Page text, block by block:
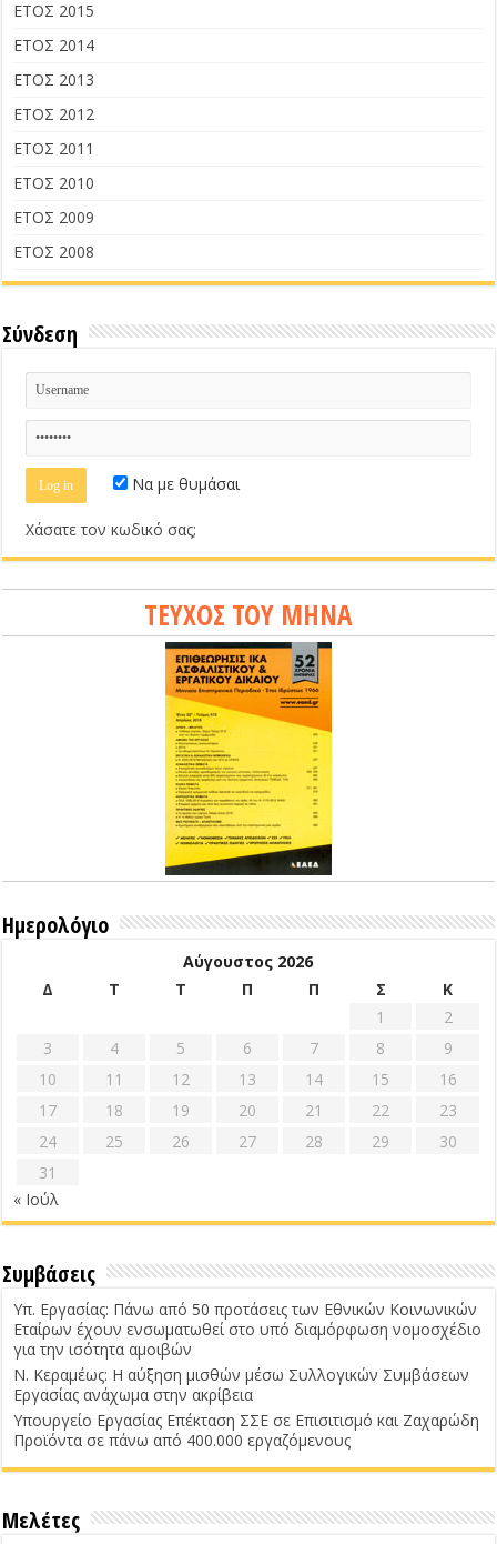
ΕΤΟΣ 2015
ΕΤΟΣ 2014
ΕΤΟΣ 2013
ΕΤΟΣ 2012
ΕΤΟΣ 2011
ΕΤΟΣ 2010
ΕΤΟΣ 2009
ΕΤΟΣ 2008
Σύνδεση
Να με θυμάσαι
Χάσατε τον κωδικό σας;
ΤΕΥΧΟΣ ΤΟΥ ΜΗΝΑ
Ημερολόγιο
Αύγουστος 2026
Δ
Τ Τ Π Π Σ
Κ
1
2
3
4 5 6 7 8
9
10
11 12 13 14 15
16
17
18 19 20 21 22
23
24
25 26 27 28 29
30
31
« Ιούλ
Συμβάσεις
Υπ. Εργασίας: Πάνω από 50 προτάσεις των Εθνικών Κοινωνικών
Εταίρων έχουν ενσωματωθεί στο υπό διαμόρφωση νομοσχέδιο
για την ισότητα αμοιβών
Ν. Κεραμέως: Η αύξηση μισθών μέσω Συλλογικών Συμβάσεων
Εργασίας ανάχωμα στην ακρίβεια
Υπουργείο Εργασίας Επέκταση ΣΣΕ σε Επισιτισμό και Ζαχαρώδη
Προϊόντα σε πάνω από 400.000 εργαζόμενους
Μελέτες